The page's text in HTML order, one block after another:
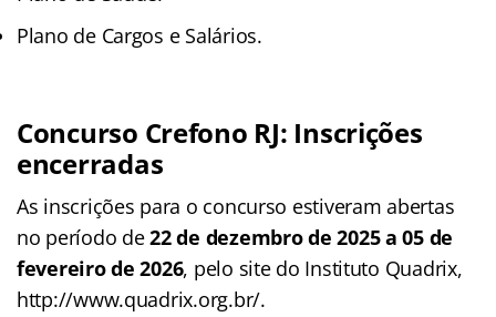
Plano de Cargos e Salários.
Concurso Crefono RJ: Inscrições
encerradas
As inscrições para o concurso estiveram abertas
no período de22 de dezembro de 2025 a 05 de
fevereiro de 2026, pelo site do Instituto Quadrix,
http://www.quadrix.org.br/.